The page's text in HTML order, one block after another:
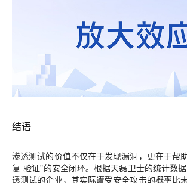
结语
渗透测试的价值不仅在于发现漏洞，更在于帮
复-验证"的安全闭环。根据天磊卫士的统计数
透测试的企业，其实际遭受安全攻击的概率比